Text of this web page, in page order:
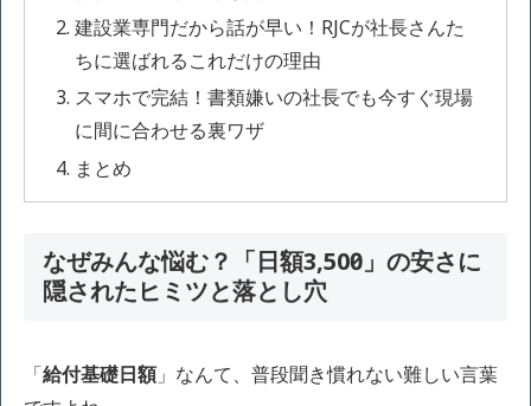
建設業専門だから話が早い！RJCが社長さんた
ちに選ばれるこれだけの理由
スマホで完結！書類嫌いの社長でも今すぐ現場
に間に合わせる裏ワザ
まとめ
なぜみんな悩む？「日額3,500円」の安さに
隠されたヒミツと落とし穴
「給付基礎日額」なんて、普段聞き慣れない難しい言葉